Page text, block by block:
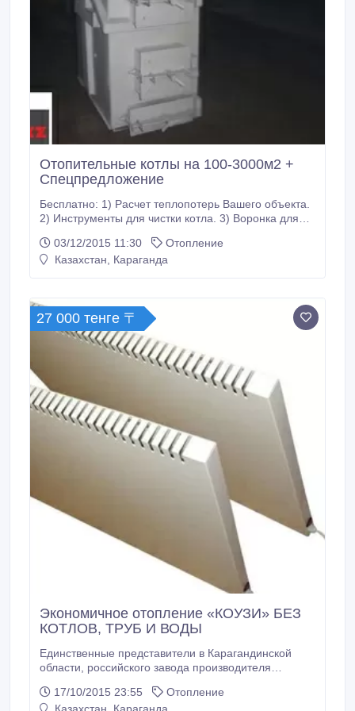
Отопительные котлы на 100-3000м2 +
Спецпредложение
Бесплатно: 1) Расчет теплопотерь Вашего объекта.
2) Инструменты для чистки котла. 3) Воронка для
всему Казахстану. ТОО «КМК.KZ» Котлы на твердом
топливе. Автоматические. Длительного горения. Мы
03/12/2015 11:30
Отопление
Казахстан, Караганда
27 000 тенге 〒
Экономичное отопление «КОУЗИ» БЕЗ
КОТЛОВ, ТРУБ И ВОДЫ
Единственные представители в Карагандинской
области, российского завода производителя
БОЛЬШЕ НЕ НАДО ТОПИТЬ ПЕЧКУ, ПОКУПАТЬ
17/10/2015 23:55
Отопление